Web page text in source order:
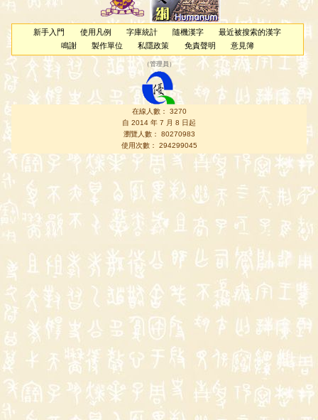
新手入門 使用凡例 字庫統計 隨機漢字
最近被搜索的漢字
鳴謝
製作單位 私隱政策 免責聲明 意見簿
（管理員 ）
在線人數： 3270
自 2014 年 7 月 8 日起
瀏覽人數： 80270983
使用次數： 294299045